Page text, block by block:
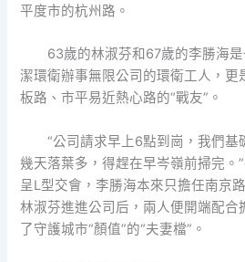
平度市的杭州路。
63歲的林淑芬和67歲的李勝海
潔環衛辦事無限公司的環衛工人，更
板路、市平易近熱心路的“戰友”。
“公司請求早上6點到崗，我們
幾天落葉多，得趕在早岑嶺前掃完。
呈L型交會，李勝海本來只擔任南京
林淑芬進進公司后，兩人便開端配合
了守護城市“顏值”的“夫妻檔”。